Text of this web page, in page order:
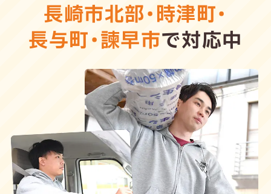
長崎市北部・時津町・
長与町・諫早市で対応中